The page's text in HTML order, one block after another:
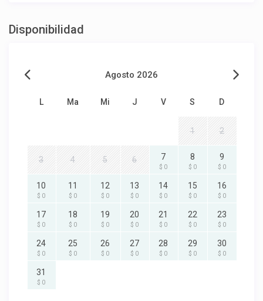
Disponibilidad
Agosto 2026
L Ma Mi J V S D
1 2
3 4 5 6 7
$ 0
8
$ 0
9
$ 0
10
$ 0
11
$ 0
12
$ 0
13
$ 0
14
$ 0
15
$ 0
16
$ 0
17
$ 0
18
$ 0
19
$ 0
20
$ 0
21
$ 0
22
$ 0
23
$ 0
24
$ 0
25
$ 0
26
$ 0
27
$ 0
28
$ 0
29
$ 0
30
$ 0
31
$ 0